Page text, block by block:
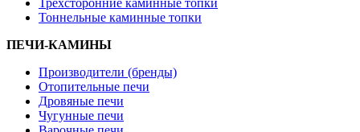
Тоннельные каминные топки
ПЕЧИ-КАМИНЫ
Производители (бренды)
Отопительные печи
Дровяные печи
Чугунные печи